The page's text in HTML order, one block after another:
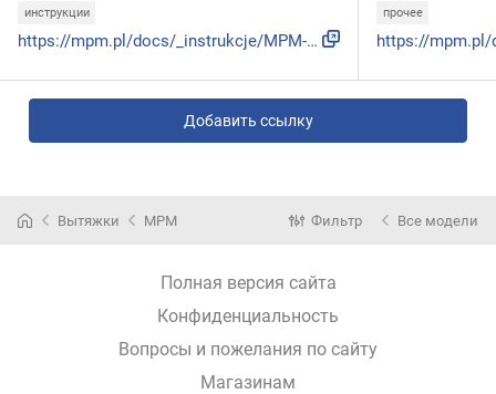
инструкции
https://mpm.pl/docs/_instrukcje/MPM-60-OW-01_instrukcja.pdf
прочее
Добавить ссылку
Вытяжки MPM Фильтр Все модели
Полная версия сайта
Конфиденциальность
Вопросы и пожелания по сайту
Магазинам